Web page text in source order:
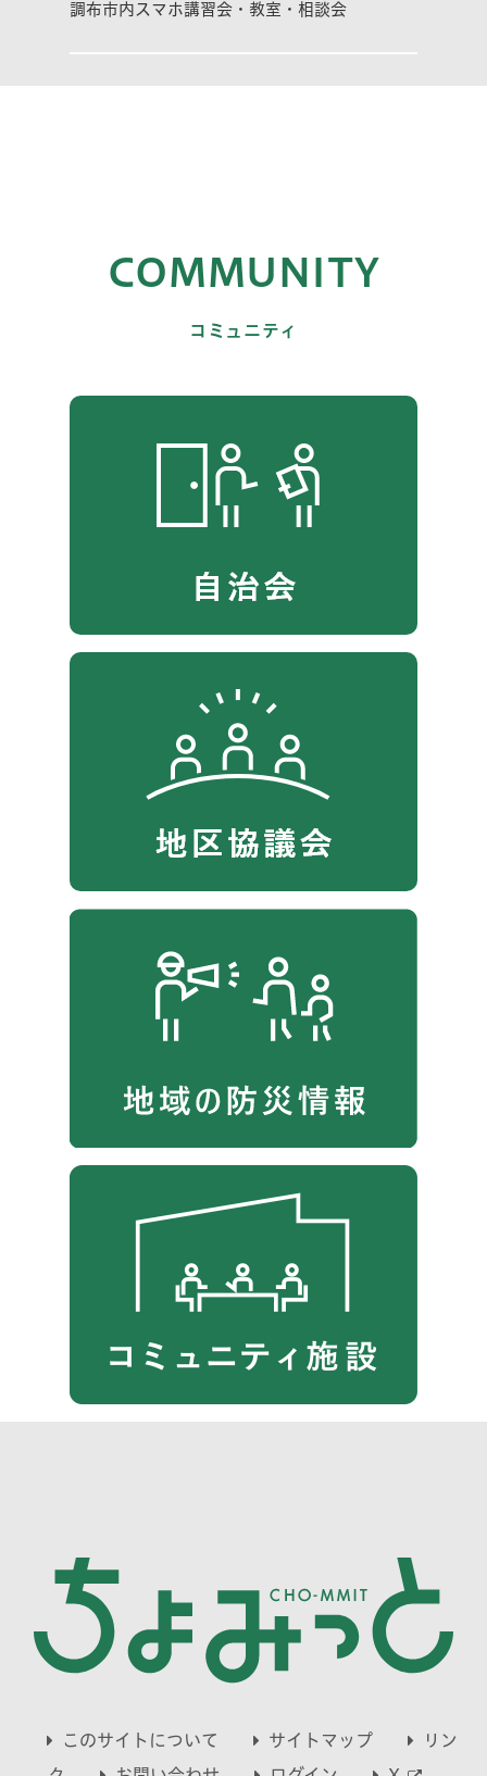
調布市内スマホ講習会・教室・相談会
COMMUNITY
コミュニティ
このサイトについて サイトマップ
リン